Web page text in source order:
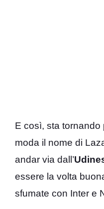
E così, sta tornando
moda il nome di
andar via dall’
essere la volta
sfumate con Inter e